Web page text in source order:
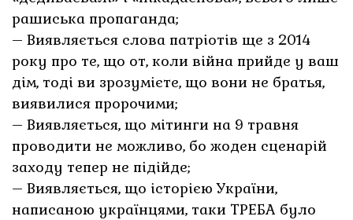
рашиська пропаганда;
– Виявляється слова патріотів ще з 2014
року про те, що от, коли війна прийде у ваш
дім, тоді ви зрозумієте, що вони не братья,
виявилися пророчими;
– Виявляється, що мітинги на 9 травня
проводити не можливо, бо жоден сценарій
заходу тепер не підійде;
– Виявляється, що історією України,
написаною українцями, таки ТРЕБА було